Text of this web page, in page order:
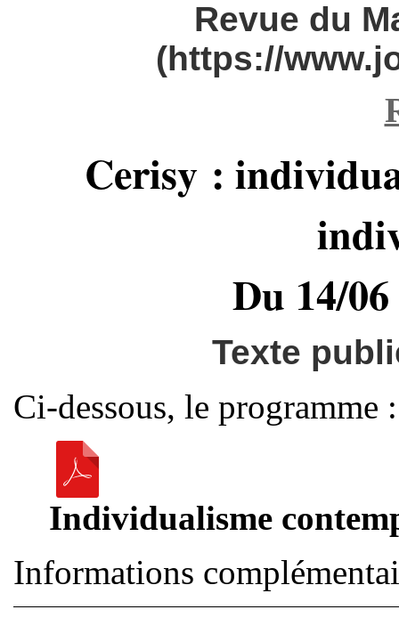
Revue du
(https://
Cerisy :
Du 14/
Texte
Ci-dessous, le programme :
Individualisme
Informations